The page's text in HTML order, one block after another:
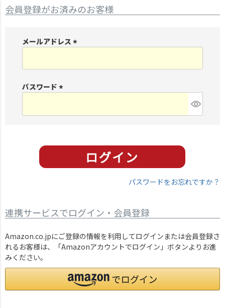
会員登録がお済みのお客様
メールアドレス
パスワード
パスワードをお忘れですか？
連携サービスでログイン・会員登録
Amazon.co.jpにご登録の情報を利用してログインまたは会員登録さ
れるお客様は、「Amazonアカウントでログイン」ボタンよりお進
みください。